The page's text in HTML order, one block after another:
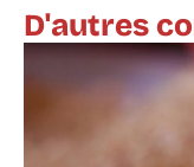
D'autres